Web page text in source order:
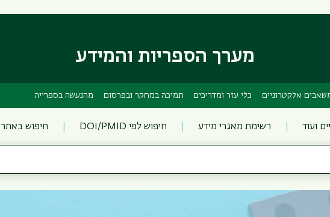
ראשי
מערך הספריות והמידע
אלקטרוניים כלי עזר ומדריכים תמיכה במחקר ובפרסום מהנעשה בספרייה
ועוד רשימת מאגרי מידע חיפוש לפי DOI/PMID חיפוש באתר